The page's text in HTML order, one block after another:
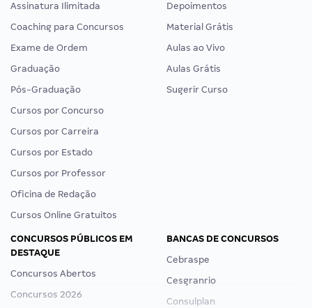
Assinatura Ilimitada
Coaching para Concursos
Exame de Ordem
Graduação
Pós-Graduação
Cursos por Concurso
Cursos por Carreira
Cursos por Estado
Cursos por Professor
Oficina de Redação
Cursos Online Gratuitos
Depoimentos
Material Grátis
Aulas ao Vivo
Aulas Grátis
Sugerir Curso
CONCURSOS PÚBLICOS EM
DESTAQUE
Concursos Abertos
Concursos 2026
BANCAS DE CONCURSOS
Cebraspe
Cesgranrio
Consulplan